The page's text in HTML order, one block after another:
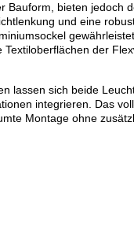
Bauform, bieten jedoch
und eine
der
lassen sich beide
integrieren. Das
Montage ohne